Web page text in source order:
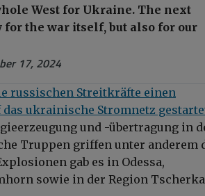
West for Ukraine. The next
the war itself, but also for our
17, 2024
russischen Streitkräfte einen
ukrainische Stromnetz
und -übertragung in
Truppen griffen unter anderem
gab es in Odessa,
sowie in der Region